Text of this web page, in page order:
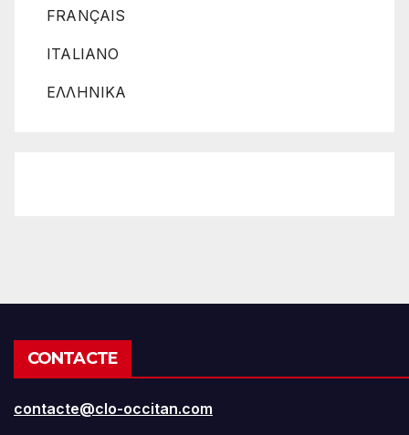
FRANÇAIS
ITALIANO
ΕΛΛΗΝΙΚΑ
CONTACTE
contacte@clo-occitan.com